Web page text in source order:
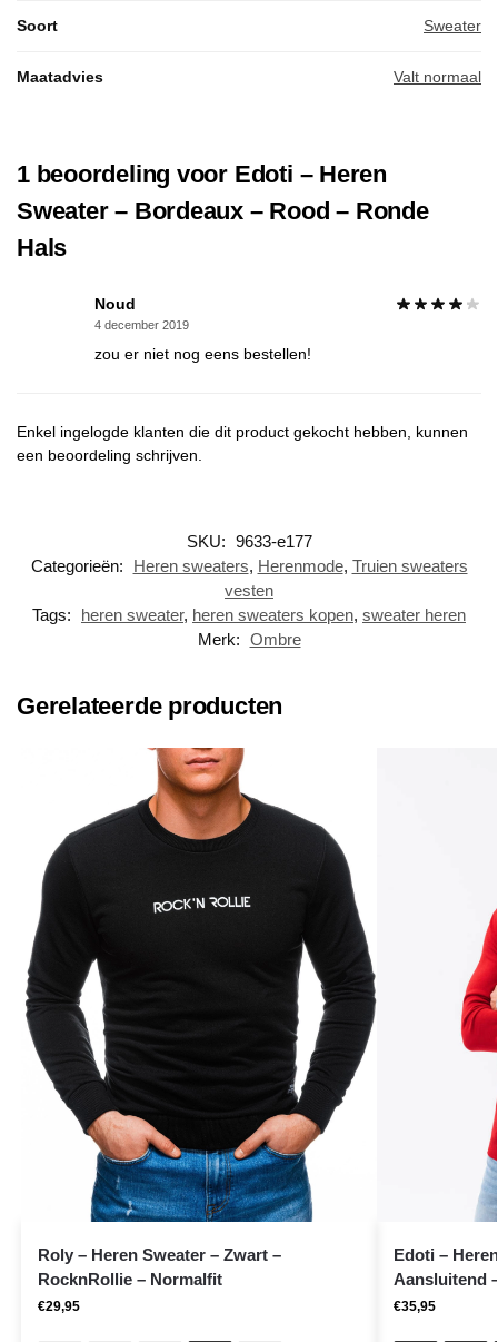
Soort Sweater
Maatadvies Valt normaal
1 beoordeling voor Edoti – Heren
Sweater – Bordeaux – Rood – Ronde
Hals
Noud
4 december 2019
zou er niet nog eens bestellen!
Enkel ingelogde klanten die dit product gekocht hebben, kunnen
een beoordeling schrijven.
SKU: 9633-e177
Categorieën:
Heren sweaters, Herenmode, Truien sweaters
vesten
Tags:
heren sweater, heren sweaters kopen, sweater heren
Merk: Ombre
Gerelateerde producten
Roly – Heren Sweater – Zwart –
RocknRollie – Normalfit
€29,95
Edoti –
Aansluitend
€35,95